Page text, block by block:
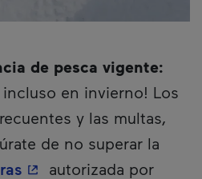
de pesca vigente:
incluso en invierno! Los
y las multas,
de no superar la
- Este hipervínculo se
autorizada por